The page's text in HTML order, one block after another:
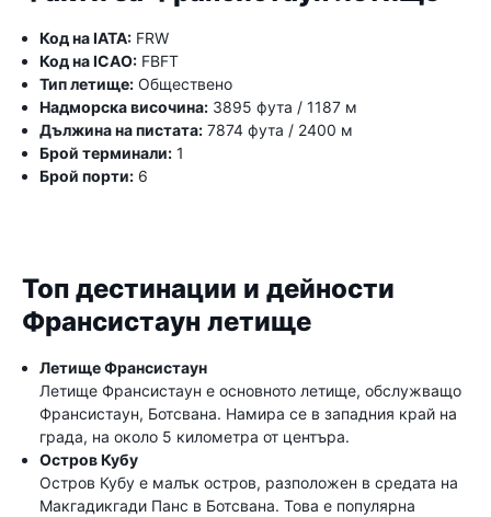
Код на IATA: FRW
Код на ICAO: FBFT
Тип летище: Обществено
Надморска височина: 3895 фута / 1187 м
Дължина на пистата: 7874 фута / 2400 м
Брой терминали: 1
Брой порти: 6
Топ дестинации и дейности
Франсистаун летище
Летище Франсистаун
Летище Франсистаун е основното летище, обслужващо
Франсистаун, Ботсвана. Намира се в западния край на
града, на около 5 километра от центъра.
Остров Кубу
Остров Кубу е малък остров, разположен в средата на
Макгадикгади Панс в Ботсвана. Това е популярна